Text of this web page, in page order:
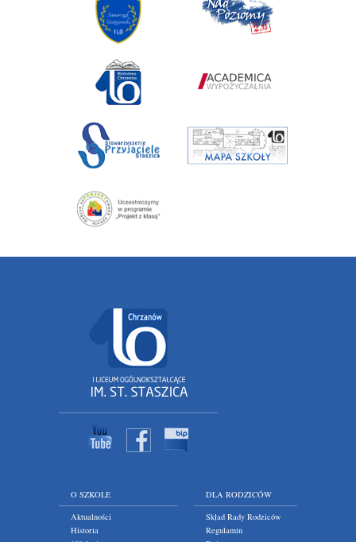
O SZKOLE
Aktualności
Historia
DLA RODZICÓW
Skład Rady Rodziców
Regulamin